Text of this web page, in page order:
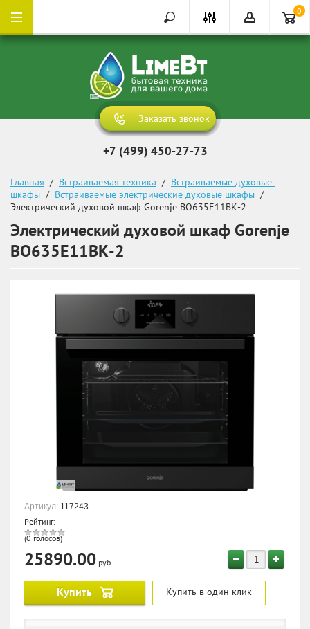
0
Заказать звонок
+7 (499) 450-27-73
Главная
  /
Встраиваемая техника
  /
Встраиваемые духовые
шкафы
  /
Встраиваемые электрические духовые шкафы
  /
Электрический духовой шкаф Gorenje BO635E11BK-2
Электрический духовой шкаф Gorenje
BO635E11BK-2
Артикул: 117243
Рейтинг:
(0 голосов)
25890.00 руб.
Купить Купить в один клик